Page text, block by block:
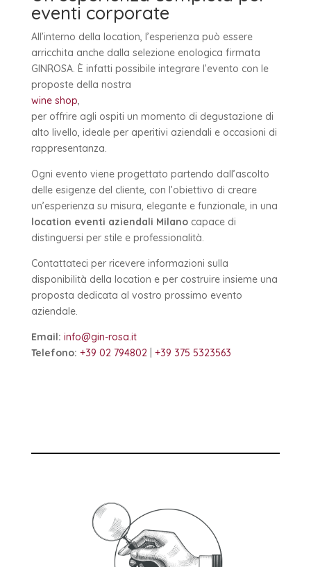
eventi corporate
All’interno della location, l’esperienza può essere
arricchita anche dalla selezione enologica firmata
GINROSA. È infatti possibile integrare l’evento con le
proposte della nostra
wine shop,
per offrire agli ospiti un momento di degustazione di
alto livello, ideale per aperitivi aziendali e occasioni di
rappresentanza.
Ogni evento viene progettato partendo dall’ascolto
delle esigenze del cliente, con l’obiettivo di creare
un’esperienza su misura, elegante e funzionale, in una
location eventi aziendali Milanocapace di
distinguersi per stile e professionalità.
Contattateci per ricevere informazioni sulla
disponibilità della location e per costruire insieme una
proposta dedicata al vostro prossimo evento
aziendale.
Email: info@gin-rosa.it
Telefono: +39 02 794802| +39 375 5323563